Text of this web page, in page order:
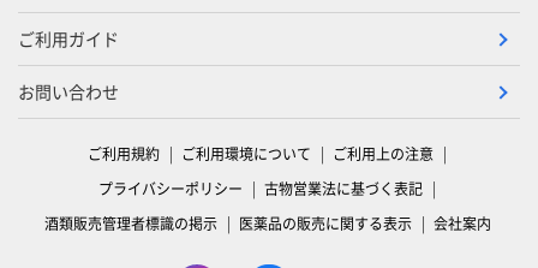
ご利用ガイド
お問い合わせ
ご利用規約 ご利用環境について
ご利用上の注意
プライバシーポリシー
古物営業法に基づく表記
酒類販売管理者標識の掲示
医薬品の販売に関する表示 会社案内